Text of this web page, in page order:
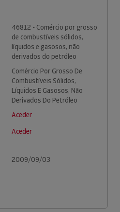
46812 - Comércio por grosso
de combustíveis sólidos,
líquidos e gasosos, não
derivados do petróleo
Comércio Por Grosso De
Combustíveis Sólidos,
Líquidos E Gasosos, Não
Derivados Do Petróleo
Aceder
Aceder
2009/09/03